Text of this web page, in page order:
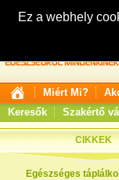
Ez a webhely
Miért Mi?
Keresők
Szakértő
CIKKEK
Egészséges